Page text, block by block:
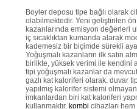
Boyler deposu tipe bağlı olarak
olabilmektedir. Yeni geliştirilen ön
kazanlarında emisyon değerleri
iç sıcaklıktan kumanda alarak
kademesiz bir biçimde sürekli
Yoğuşmalı kazanların ilk satın
birlikte, yüksek verimi ile kendini
tipi yoğuşmalı kazanlar da
gazlı kat kaloriferi olarak, duvar
yapılmış kalorifer sistemi
imkanlardan biri kat kaloriferi
kullanmaktır. kombi cihazları hem